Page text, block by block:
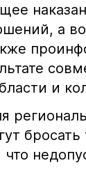
а
и
бросать